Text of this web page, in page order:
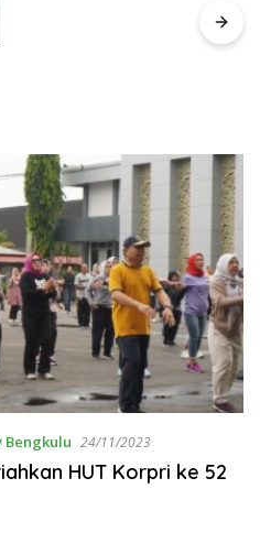
Bengkulu 24/11/2023
HUT Korpri ke 52